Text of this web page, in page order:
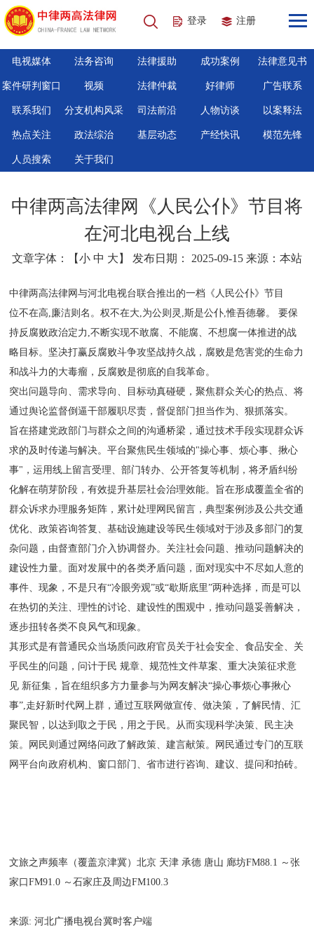
登录 注册
电视媒体 法务咨询 法律援助 成功案例 法律意见书
案件研判窗口 视频 法律仲裁 好律师 广告联系
联系我们 分支机构风采 司法前沿 人物访谈 以案释法
热点关注 政法综治 基层动态 产经快讯 模范先锋
人员搜索 关于我们
中律两高法律网《人民公仆》节目将
在河北电视台上线
文章字体：【小 中 大 】 发布日期： 2025-09-15 来源：本站
中律两高法律网与河北电视台联合推出的一档《人民公仆》节目
位不在高,廉洁则名。权不在大,为公则灵,斯是公仆,惟吾德馨。 要保
持反腐败政治定力,不断实现不敢腐、不能腐、不想腐一体推进的战
略目标。坚决打赢反腐败斗争攻坚战持久战，腐败是危害党的生命力
和战斗力的大毒瘤，反腐败是彻底的自我革命。
突出问题导向、需求导向、目标动真碰硬，聚焦群众关心的热点、将
通过舆论监督倒逼干部履职尽责，督促部门担当作为、狠抓落实。
旨在搭建党政部门与群众之间的沟通桥梁，通过技术手段实现群众诉
求的及时传递与解决。平台聚焦民生领域的"操心事、烦心事、揪心
事"，运用线上留言受理、部门转办、公开答复等机制，将矛盾纠纷
化解在萌芽阶段，有效提升基层社会治理效能。旨在形成覆盖全省的
群众诉求办理服务矩阵，累计处理网民留言，典型案例涉及公共交通
优化、政策咨询答复、基础设施建设等民生领域对于涉及多部门的复
杂问题，由督查部门介入协调督办。关注社会问题、推动问题解决的
建设性力量。面对发展中的各类矛盾问题，面对现实中不尽如人意的
事件、现象，不是只有“冷眼旁观”或“歇斯底里”两种选择，而是可以
在热切的关注、理性的讨论、建设性的围观中，推动问题妥善解决，
逐步扭转各类不良风气和现象。
其形式是有普通民众当场质问政府官员关于社会安全、食品安全、关
乎民生的问题，问计于民 规章、规范性文件草案、重大决策征求意
见 新征集，旨在组织多方力量参与为网友解决“操心事烦心事揪心
事”,走好新时代网上群，通过互联网做宣传、做决策，了解民情、汇
聚民智，以达到取之于民，用之于民。从而实现科学决策、民主决
策。网民则通过网络问政了解政策、建言献策。网民通过专门的互联
网平台向政府机构、窗口部门、省市进行咨询、建议、提问和拍砖。
文旅之声频率（覆盖京津冀）北京 天津 承德 唐山 廊坊FM88.1 ～张
家口FM91.0 ～石家庄及周边FM100.3
来源: 河北广播电视台冀时客户端